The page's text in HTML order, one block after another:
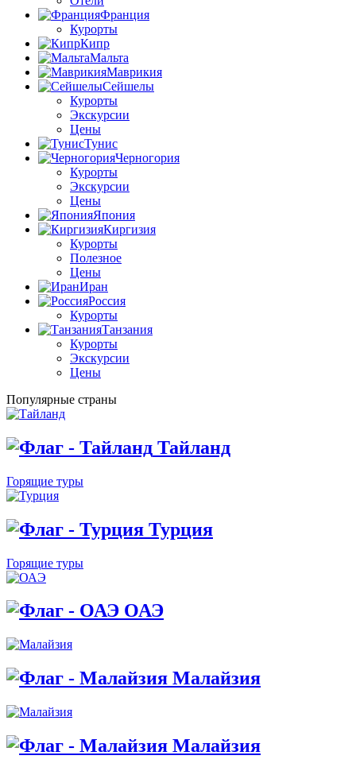
Франция
Курорты
Кипр
Мальта
Маврикия
Сейшелы
Курорты
Экскурсии
Цены
Тунис
Черногория
Курорты
Экскурсии
Цены
Япония
Киргизия
Курорты
Полезное
Цены
Иран
Россия
Курорты
Танзания
Курорты
Экскурсии
Цены
Популярные страны
Тайланд
Горящие туры
Турция
Горящие туры
ОАЭ
Малайзия
Малайзия